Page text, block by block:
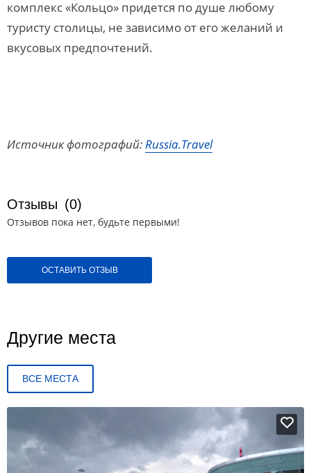
комплекс «Кольцо» придется по душе любому
туристу столицы, не зависимо от его желаний и
вкусовых предпочтений.
Источник фотографий:Russia.Travel
Отзывы (0)
Отзывов пока нет, будьте первыми!
ОСТАВИТЬ ОТЗЫВ
Другие места
ВСЕ МЕСТА